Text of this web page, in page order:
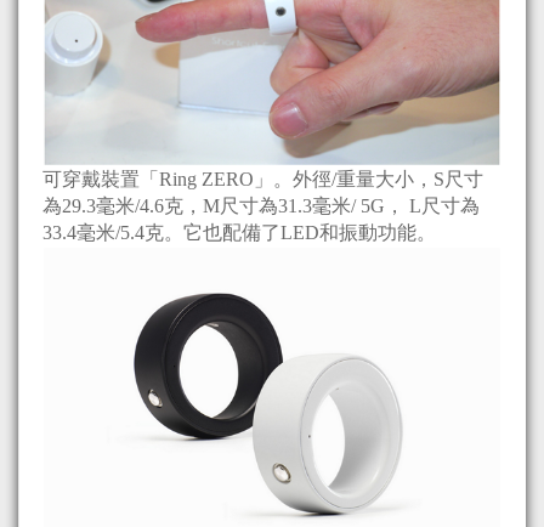
可穿戴裝置「Ring ZERO」。外徑/重量大小，S尺寸
為29.3毫米/4.6克，M尺寸為31.3毫米/ 5G， L尺寸為
33.4毫米/5.4克。它也配備了LED和振動功能。